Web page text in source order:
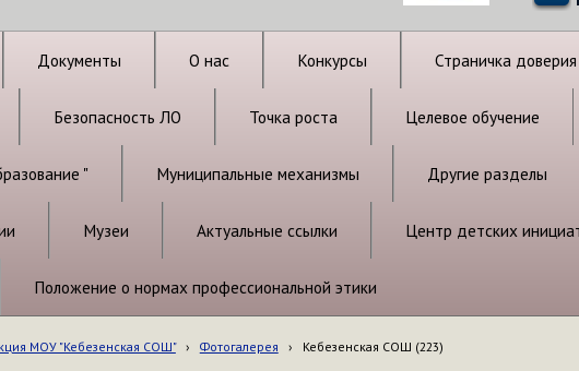
Документы О нас Конкурсы Страничка доверия
Безопасность ЛО Точка роста Целевое обучение
" Муниципальные механизмы Другие разделы
Музеи Актуальные ссылки Центр детских
Положение о нормах профессиональной этики
МОУ "Кебезенская СОШ" › Фотогалерея › Кебезенская СОШ (223)